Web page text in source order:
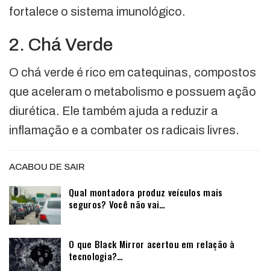
fortalece o sistema imunológico.
2. Chá Verde
O chá verde é rico em catequinas, compostos
que aceleram o metabolismo e possuem ação
diurética. Ele também ajuda a reduzir a
inflamação e a combater os radicais livres.
ACABOU DE SAIR
Qual montadora produz veículos mais
seguros? Você não vai…
O que Black Mirror acertou em relação à
tecnologia?…